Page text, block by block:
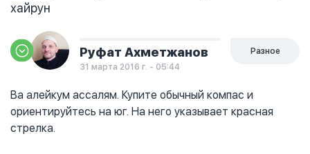
хайрун
Руфат Ахметжанов
31 марта 2016 г. - 05:44
Разное
Ва алейкум ассалям. Купите обычный компас и
ориентируйтесь на юг. На него указывает красная
стрелка.